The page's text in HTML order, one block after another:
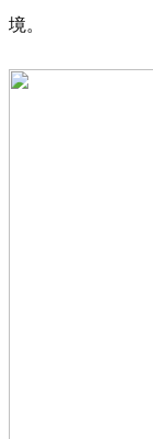
境。